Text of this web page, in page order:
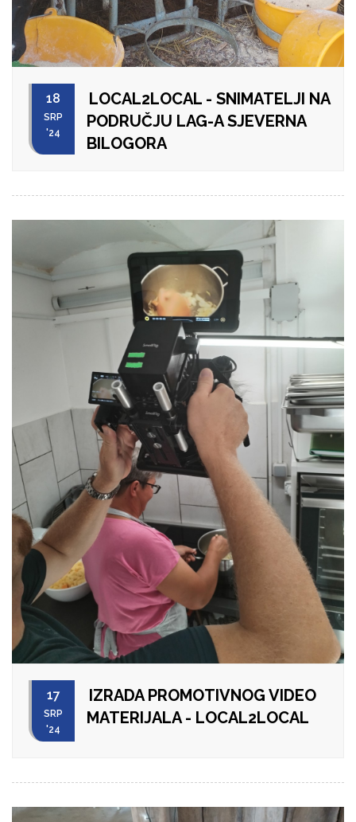
18
SRP
'24
LOCAL2LOCAL - SNIMATELJI NA
PODRUČJU LAG-A SJEVERNA
BILOGORA
17
SRP
'24
IZRADA PROMOTIVNOG VIDEO
MATERIJALA - LOCAL2LOCAL